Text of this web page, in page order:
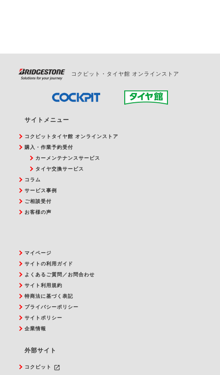
コクピット・タイヤ館 オンラインストア
サイトメニュー
コクピットタイヤ館 オンラインストア
購入・作業予約受付
カーメンテナンスサービス
タイヤ交換サービス
コラム
サービス事例
ご相談受付
お客様の声
マイページ
サイトの利用ガイド
よくあるご質問／お問合わせ
サイト利用規約
特商法に基づく表記
プライバシーポリシー
サイトポリシー
企業情報
外部サイト
コクピット
launch